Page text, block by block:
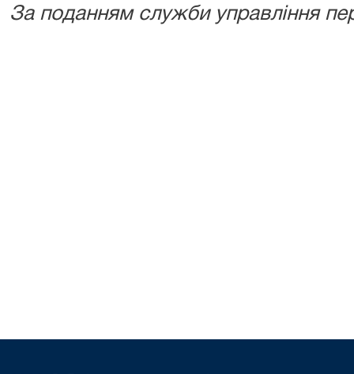
За поданням служби управління